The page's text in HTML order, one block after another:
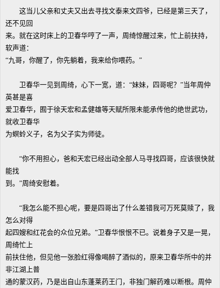
这当儿父亲和丈夫又出去寻找文泰来文四爷，已经是第三天了，
还不见回
来。就在这时床上的卫春华哼了一声，周绮惊醒过来，忙上前扶持，
软声道：
“九哥，你醒了，你先躺着，我来给你喂药。”
卫春华一见到周绮，心下一宽，道：“妹妹，四哥呢？”当年周仲
英甚是喜
爱卫春华，囿于徐天宏和孟健雄等天赋所限未能承传他的绝世武功，
就收卫春华
为螟蛉义子，名为父子实为师徒。
“你不用担心，爸和天宏已经出动全部人马寻找四哥，应该很快就
能找
到。”周绮安慰着。
“我怎么能不担心呢，要是四哥出了什么差错我可万死莫赎了，我
怎么对得
起四嫂和红花会的众位兄弟。”卫春华恨恨不已。说着身子又是一晃，
周绮忙上
前扶住他，但见他一张脸红得像喝醉了酒似的，原来卫春华所中的并
非江湖上普
通的蒙汉药，乃是出自山东蓬莱药王门，非独门解药难以断根。周仲